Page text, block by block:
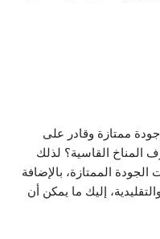
ممتازة وقادر على
المناخ القاسية؟ لذلك
الممتازة، بالإضافة
إليك ما يمكن أن